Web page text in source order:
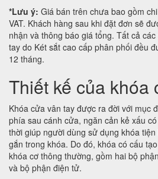
*Lưu ý: Giá bán trên chưa bao gồm
VAT. Khách hàng sau khi đặt đơn sẽ
nhận và thông báo giá tổng. Tất cả
tay do Két sắt cao cấp phân phối đều
12 tháng.
Thiết kế của khóa
Khóa cửa vân tay được ra đời với mục
phía sau cánh cửa, ngăn cản kẻ xấu
thời giúp người dùng sử dụng khóa
gắn trong khóa. Do đó, khóa có cấu
khóa cơ thông thường, gồm hai bộ
và bộ phận điện tử.